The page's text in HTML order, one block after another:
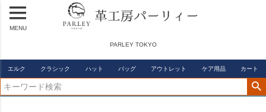
PARLEY TOKYO
MENU
エルク クラシック ハット バッグ アウトレット ケア用品 カート